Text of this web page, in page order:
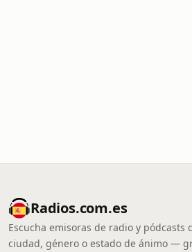
Radios.com.es
Escucha emisoras de radio y pódcasts
ciudad, género o estado de ánimo —